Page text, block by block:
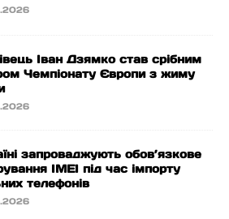
Іван Дзямко став срібним
Чемпіонату Європи з жиму
запроваджують обов’язкове
IMEI під час імпорту
телефонів